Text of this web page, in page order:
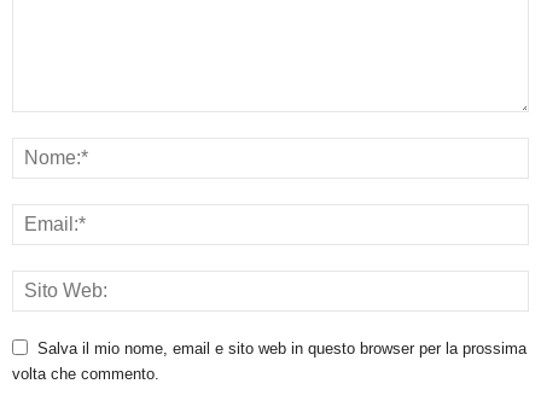
Salva il mio nome, email e sito web in questo browser per la prossima
volta che commento.